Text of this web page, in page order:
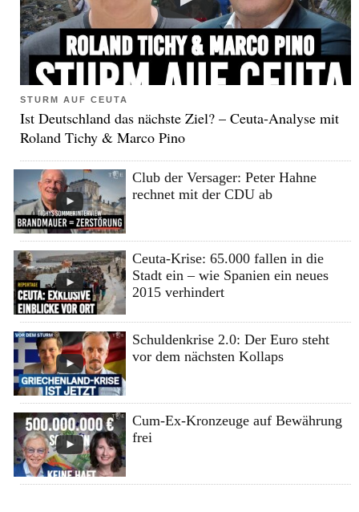
STURM AUF CEUTA
Ist Deutschland das nächste Ziel? – Ceuta-Analyse mit
Roland Tichy & Marco Pino
Club der Versager: Peter Hahne
rechnet mit der CDU ab
Ceuta-Krise: 65.000 fallen in die
Stadt ein – wie Spanien ein neues
2015 verhindert
Schuldenkrise 2.0: Der Euro steht
vor dem nächsten Kollaps
Cum-Ex-Kronzeuge auf Bewährung
frei